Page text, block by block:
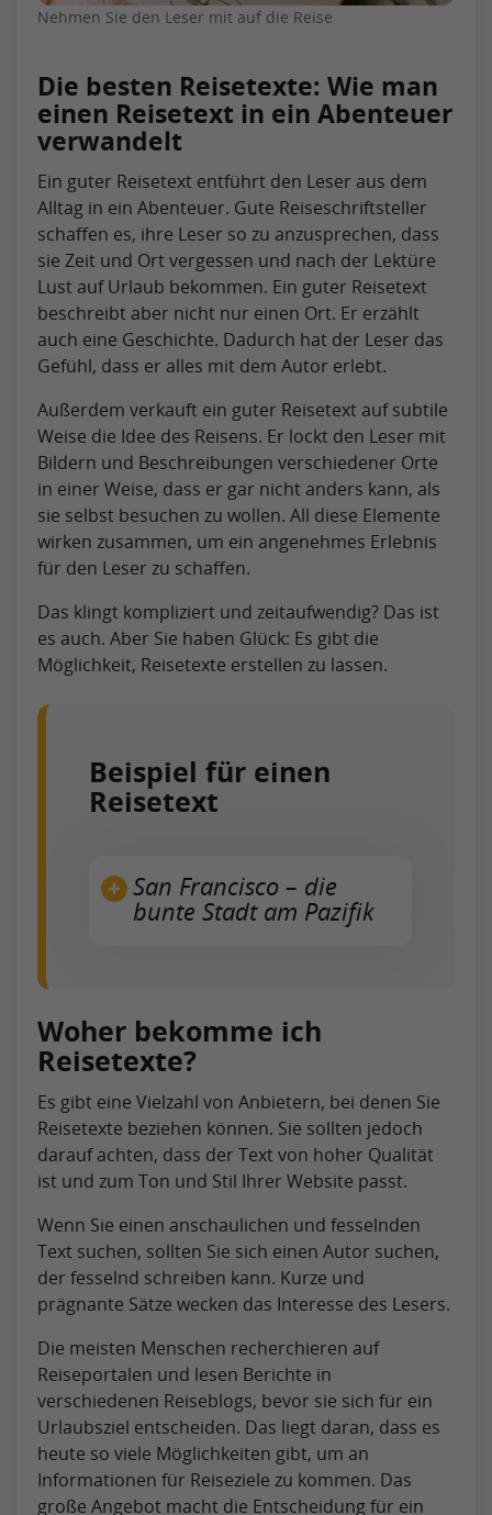
Nehmen Sie den Leser mit auf die Reise
Die besten Reisetexte: Wie man
einen Reisetext in ein Abenteuer
verwandelt
Ein guter Reisetext entführt den Leser aus dem
Alltag in ein Abenteuer. Gute Reiseschriftsteller
schaffen es, ihre Leser so zu anzusprechen, dass
sie Zeit und Ort vergessen und nach der Lektüre
Lust auf Urlaub bekommen. Ein guter Reisetext
beschreibt aber nicht nur einen Ort. Er erzählt
auch eine Geschichte. Dadurch hat der Leser das
Gefühl, dass er alles mit dem Autor erlebt.
Außerdem verkauft ein guter Reisetext auf subtile
Weise die Idee des Reisens. Er lockt den Leser mit
Bildern und Beschreibungen verschiedener Orte
in einer Weise, dass er gar nicht anders kann, als
sie selbst besuchen zu wollen. All diese Elemente
wirken zusammen, um ein angenehmes Erlebnis
für den Leser zu schaffen.
Das klingt kompliziert und zeitaufwendig? Das ist
es auch. Aber Sie haben Glück: Es gibt die
Möglichkeit, Reisetexte erstellen zu lassen.
Beispiel für einen
Reisetext
San Francisco – die
bunte Stadt am Pazifik
Woher bekomme ich
Reisetexte?
Es gibt eine Vielzahl von Anbietern, bei denen Sie
Reisetexte beziehen können. Sie sollten jedoch
darauf achten, dass der Text von hoher Qualität
ist und zum Ton und Stil Ihrer Website passt.
Wenn Sie einen anschaulichen und fesselnden
Text suchen, sollten Sie sich einen Autor suchen,
der fesselnd schreiben kann. Kurze und
prägnante Sätze wecken das Interesse des Lesers.
Die meisten Menschen recherchieren auf
Reiseportalen und lesen Berichte in
verschiedenen Reiseblogs, bevor sie sich für ein
Urlaubsziel entscheiden. Das liegt daran, dass es
heute so viele Möglichkeiten gibt, um an
Informationen für Reiseziele zu kommen. Das
große Angebot macht die Entscheidung für ein